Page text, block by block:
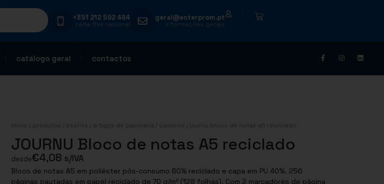
+351 212 592 464
rede fixa nacional
geral@enterprom.pt
informações gerais
catálogo geral contactos
início produtos escrita artigos de papelaria caderno / journu bloco de notas a5 reciclado
JOURNU Bloco de notas A5 reciclado
desde€4,08 s/IVA
Bloco de notas A5 em poliéster pós-consumo 60% reciclado e capa em PU 40%. 256
páginas pautadas em papel reciclado de 70 g/m² (128 folhas). Com 2 marcadores de página